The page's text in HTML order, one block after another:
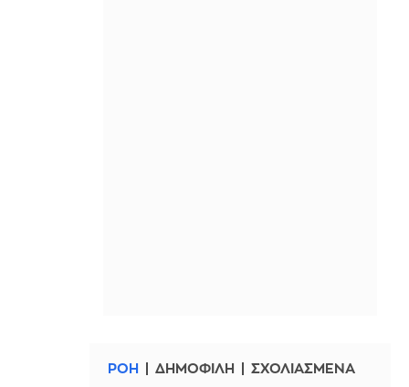
ΡΟΗ ΔΗΜΟΦΙΛΗ ΣΧΟΛΙΑΣΜΕΝΑ